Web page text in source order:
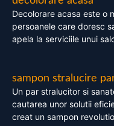
Decolorare acasa este o
persoanele care doresc
apela la serviciile unui
sampon stralucire
Un par stralucitor si
cautarea unor solutii
creat un sampon